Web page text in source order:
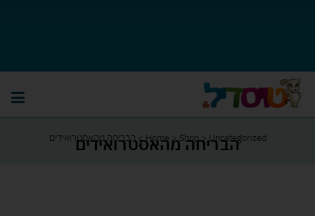
Home >Shop>Uncategorized
>הבריחה מהאסטרואידים
הבריחה מהאסטרואידים